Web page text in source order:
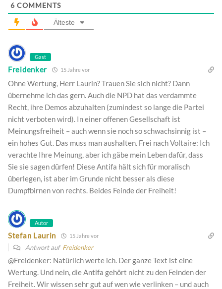
6 COMMENTS
Älteste
Gast
Freidenker 15 Jahre vor
Ohne Wertung, Herr Laurin? Trauen Sie sich nicht? Dann
übernehme ich das gern. Auch die NPD hat das verdammte
Recht, ihre Demos abzuhalten (zumindest so lange die Partei
nicht verboten wird). In einer offenen Gesellschaft ist
Meinungsfreiheit – auch wenn sie noch so schwachsinnig ist –
ein hohes Gut. Das muss man aushalten. Frei nach Voltaire: Ich
verachte Ihre Meinung, aber ich gäbe mein Leben dafür, dass
Sie sie sagen dürfen! Diese Antifa hält sich für moralisch
überlegen, ist aber im Grunde nicht besser als diese
Dumpfbirnen von rechts. Beides Feinde der Freiheit!
Autor
Stefan Laurin 15 Jahre vor
Antwort auf Freidenker
@Freidenker: Natürlich werte ich. Der ganze Text ist eine
Wertung. Und nein, die Antifa gehört nicht zu den Feinden der
Freiheit. Wir wissen sehr gut auf wen wie verlinken – und auch